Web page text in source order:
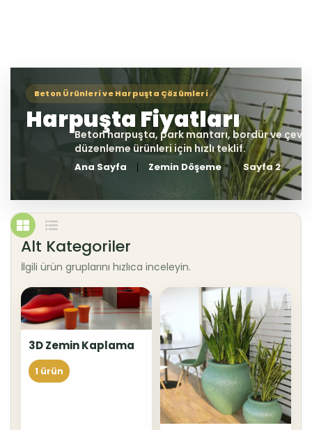
Ana Sayfa Zemin Döşeme Sayfa 2
Alt Kategoriler
İlgili ürün gruplarını hızlıca inceleyin.
3D Zemin Kaplama
1 ürün